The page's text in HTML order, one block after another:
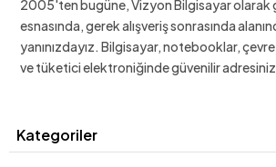
2005'ten bugüne, Vizyon Bilgisayar olarak
esnasında, gerek alışveriş sonrasında
yanınızdayız. Bilgisayar, notebooklar,
ve tüketici elektroniğinde güvenilir
Kategoriler